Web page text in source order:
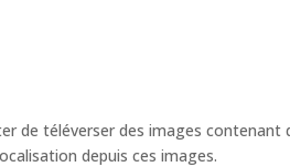
de téléverser des images contenant
depuis ces images.